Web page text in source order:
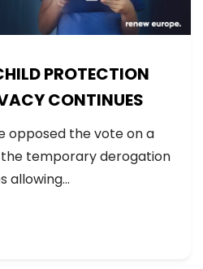
PROTECTION
CONTINUES
opposed the vote on a
temporary derogation
allowing…